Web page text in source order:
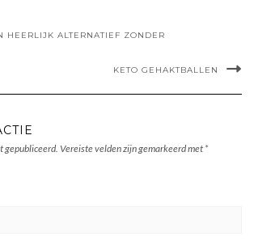
HEERLIJK ALTERNATIEF ZONDER
KETO GEHAKTBALLEN
gepubliceerd. Vereiste velden zijn gemarkeerd met *